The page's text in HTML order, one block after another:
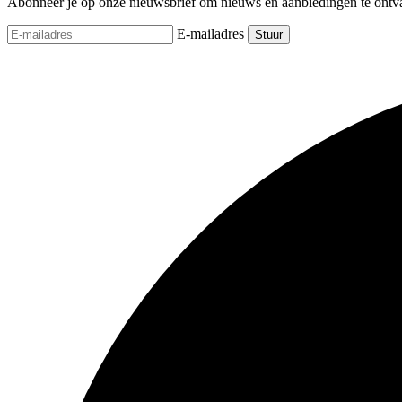
E-mailadres